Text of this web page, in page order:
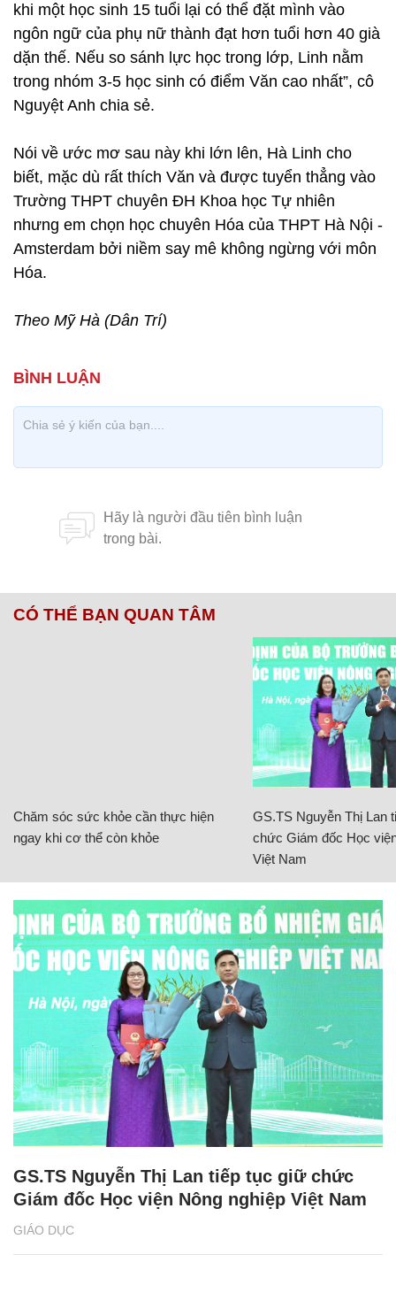
khi một học sinh 15 tuổi lại có thể đặt mình vào
ngôn ngữ của phụ nữ thành đạt hơn tuổi hơn 40 già
dặn thế. Nếu so sánh lực học trong lớp, Linh nằm
trong nhóm 3-5 học sinh có điểm Văn cao nhất”, cô
Nguyệt Anh chia sẻ.
Nói về ước mơ sau này khi lớn lên, Hà Linh cho
biết, mặc dù rất thích Văn và được tuyển thẳng vào
Trường THPT chuyên ĐH Khoa học Tự nhiên
nhưng em chọn học chuyên Hóa của THPT Hà Nội -
Amsterdam bởi niềm say mê không ngừng với môn
Hóa.
Theo Mỹ Hà (Dân Trí)
CÓ THỂ BẠN QUAN TÂM
Chăm sóc sức khỏe cần thực hiện
ngay khi cơ thể còn khỏe
GS.TS Nguyễn Thị Lan
chức Giám đốc Học
Việt Nam
GIÁO DỤC
GS.TS Nguyễn Thị Lan tiếp tục giữ chức
Giám đốc Học viện Nông nghiệp Việt Nam